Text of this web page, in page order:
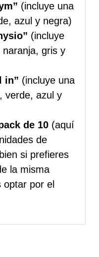
(incluye una
azul y negra)
(incluye
naranja, gris y
in” (incluye una
verde, azul y
de 10(aquí
de
si prefieres
la misma
optar por el